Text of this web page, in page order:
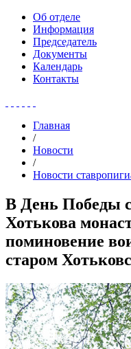
Об отделе
Информация
Председатель
Документы
Календарь
Контакты
Главная
/
Новости
/
Новости
В День Победы
Хотькова
поминовение
старом